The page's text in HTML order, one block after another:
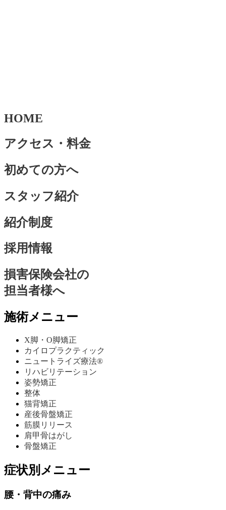
HOME
アクセス・料金
初めての方へ
スタッフ紹介
紹介制度
採用情報
損害保険会社の
担当者様へ
施術メニュー
X脚・O脚矯正
カイロプラクティック
ニュートライズ療法®
リハビリテーション
姿勢矯正
整体
猫背矯正
産後骨盤矯正
筋膜リリース
肩甲骨はがし
骨盤矯正
症状別メニュー
腰・背中の痛み